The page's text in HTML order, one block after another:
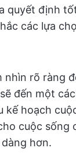
quyết định
các lựa
nhìn rõ ràng
sẽ đến một
kế hoạch
cuộc sống
hơn.